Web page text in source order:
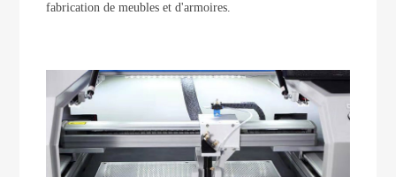
fabrication de meubles et d'armoires.